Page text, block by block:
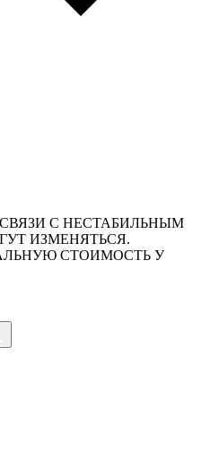
С НЕСТАБИЛЬНЫМ
ИЗМЕНЯТЬСЯ.
СТОИМОСТЬ У